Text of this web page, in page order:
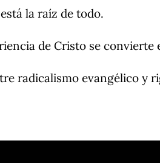
la raíz de todo.
de Cristo se convierte
radicalismo evangélico y